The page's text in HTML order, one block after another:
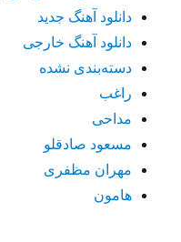
دانلود آهنگ جدید
دانلود آهنگ خارجی
دسته‌بندی نشده
راغب
مداحی
مسعود صادقلو
مهران مظفری
هامون